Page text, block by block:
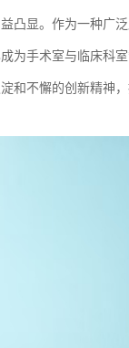
凸显。作为一种广
为手术室与临床科
和不懈的创新精神